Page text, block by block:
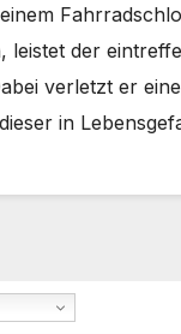
leistet der
verletzt er
in